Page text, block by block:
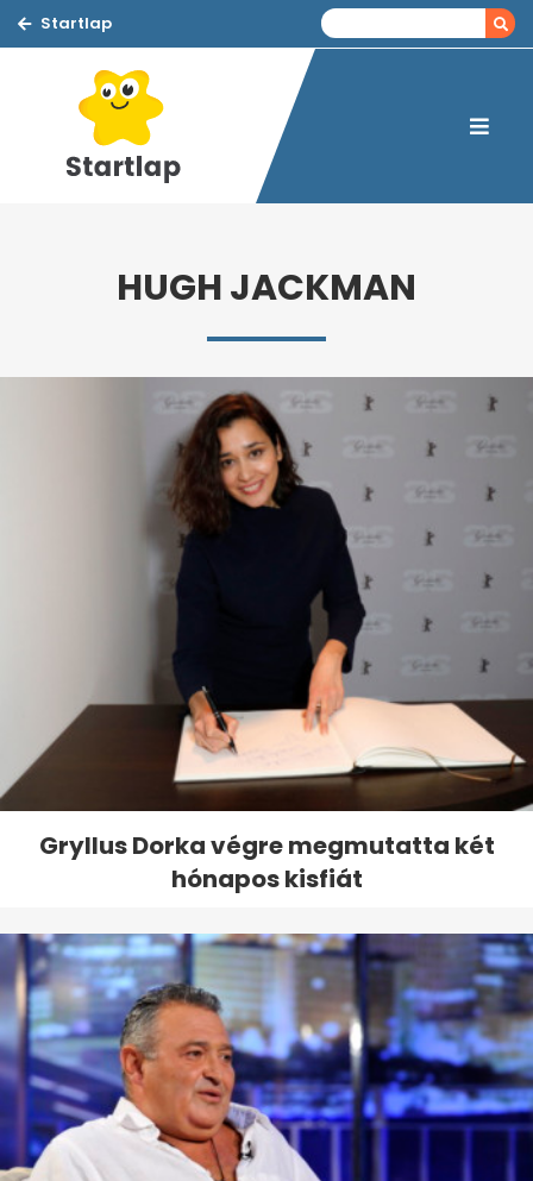
Startlap
HUGH JACKMAN
Gryllus Dorka végre megmutatta két
hónapos kisfiát